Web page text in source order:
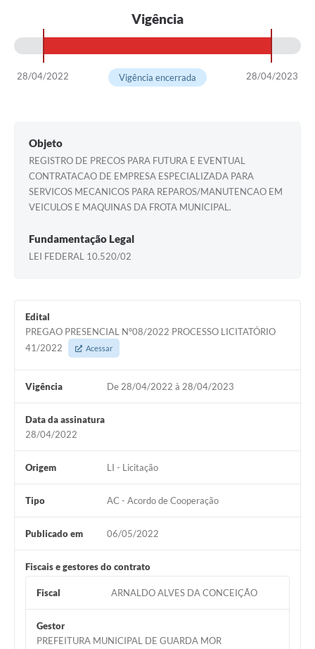
Vigência
28/04/2022 28/04/2023
Vigência encerrada
Objeto
REGISTRO DE PRECOS PARA FUTURA E EVENTUAL
CONTRATACAO DE EMPRESA ESPECIALIZADA PARA
SERVICOS MECANICOS PARA REPAROS/MANUTENCAO EM
VEICULOS E MAQUINAS DA FROTA MUNICIPAL.
Fundamentação Legal
LEI FEDERAL 10.520/02
Edital
PREGAO PRESENCIAL Nº08/2022 PROCESSO LICITATÓRIO
41/2022
Acessar
Vigência De 28/04/2022 à 28/04/2023
Data da assinatura
28/04/2022
Origem LI - Licitação
Tipo AC - Acordo de Cooperação
Publicado em 06/05/2022
Fiscais e gestores do contrato
Fiscal ARNALDO ALVES DA CONCEIÇÃO
Gestor
PREFEITURA MUNICIPAL DE GUARDA MOR